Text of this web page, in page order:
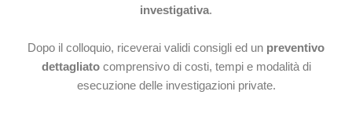
investigativa.
Dopo il colloquio, riceverai validi consigli ed un preventivo
dettagliato comprensivo di costi, tempi e modalità di
esecuzione delle investigazioni private.